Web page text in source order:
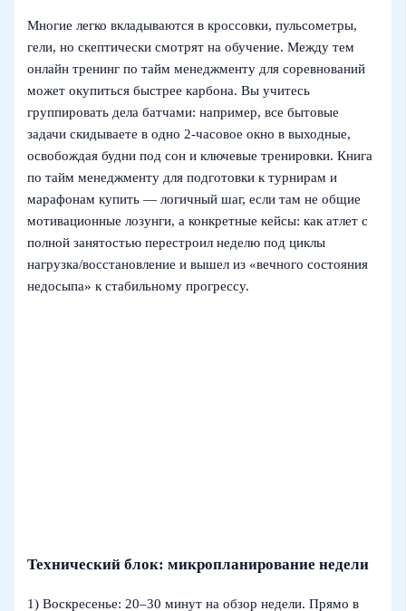
Многие легко вкладываются в кроссовки, пульсометры,
гели, но скептически смотрят на обучение. Между тем
онлайн тренинг по тайм менеджменту для соревнований
может окупиться быстрее карбона. Вы учитесь
группировать дела батчами: например, все бытовые
задачи скидываете в одно 2-часовое окно в выходные,
освобождая будни под сон и ключевые тренировки. Книга
по тайм менеджменту для подготовки к турнирам и
марафонам купить — логичный шаг, если там не общие
мотивационные лозунги, а конкретные кейсы: как атлет с
полной занятостью перестроил неделю под циклы
нагрузка/восстановление и вышел из «вечного состояния
недосыпа» к стабильному прогрессу.
Технический блок: микропланирование недели
1) Воскресенье: 20–30 минут на обзор недели. Прямо в